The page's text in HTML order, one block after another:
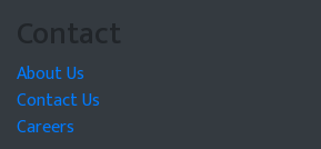
Contact
About Us
Contact Us
Careers